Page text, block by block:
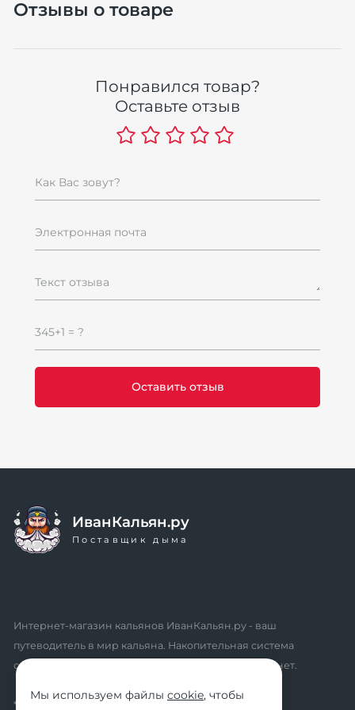
Мы используем файлы cookie, чтобы
Отзывы о товаре
Понравился товар?
Оставьте отзыв
Как Вас зовут?
Электронная почта
Текст отзыва
345+1 = ?
ИванКальян.ру
Поставщик дыма
Интернет-магазин кальянов ИванКальян.ру - ваш
путеводитель в мир кальяна. Накопительная система
скидок, промокоды, акции. Удобный личный кабинет.
* мы не осуществляем дистанционную продажу